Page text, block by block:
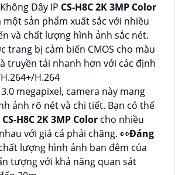
Dây IP CS-H8C 2K 3MP Color
một sản phẩm xuất sắc với nhiều
và chất lượng hình ảnh sắc nét.
trang bị cảm biến CMOS cho màu
truyền tải nhanh hơn với các định
H.264
megapixel, camera này mang
ảnh rõ nét và chi tiết. Bạn có thể
CS-H8C 2K 3MP Color cho nhiều
với giá cả phải chăng. ️👀Đáng
lượng hình ảnh ban đêm của
tượng với khả năng quan sát